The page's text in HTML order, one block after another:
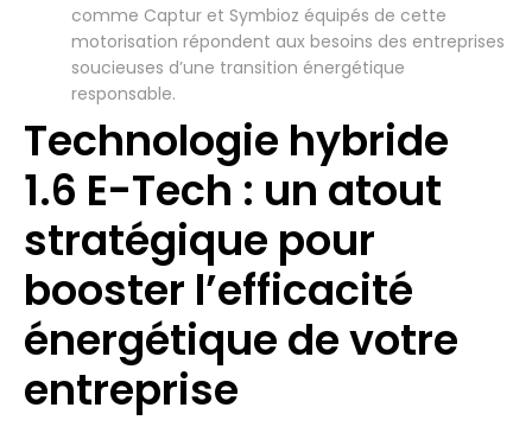
comme Captur et Symbioz équipés de cette
motorisation répondent aux besoins des entreprises
soucieuses d’une transition énergétique
responsable.
Technologie hybride
1.6 E-Tech : un atout
stratégique pour
booster l’efficacité
énergétique de votre
entreprise